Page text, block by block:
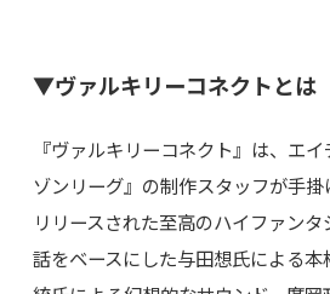
▼ヴァルキリーコネクトとは
『ヴァルキリーコネクト』は、エ
ゾンリーグ』の制作スタッフが手
リリースされた至高のハイファンタ
話をベースにした与田想氏による